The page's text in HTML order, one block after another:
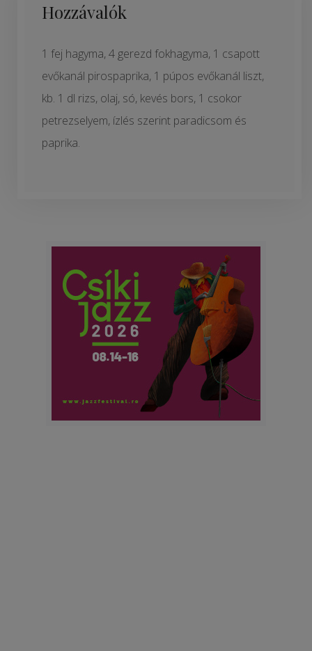
Hozzávalók
1 fej hagyma, 4 gerezd fokhagyma, 1 csapott
evőkanál pirospaprika, 1 púpos evőkanál liszt,
kb. 1 dl rizs, olaj, só, kevés bors, 1 csokor
petrezselyem, ízlés szerint paradicsom és
paprika.